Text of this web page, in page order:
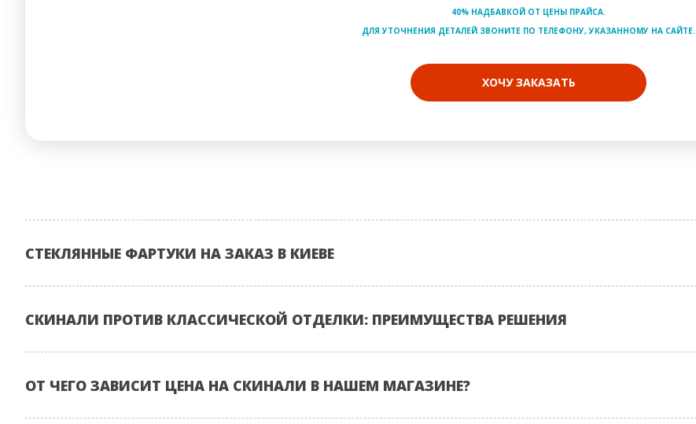
40% НАДБАВКОЙ ОТ ЦЕНЫ ПРАЙСА.
ДЛЯ УТОЧНЕНИЯ ДЕТАЛЕЙ ЗВОНИТЕ ПО ТЕЛЕФОНУ, УКАЗАННОМУ НА САЙТЕ.
ХОЧУ ЗАКАЗАТЬ
СТЕКЛЯННЫЕ ФАРТУКИ НА ЗАКАЗ В КИЕВЕ
СКИНАЛИ ПРОТИВ КЛАССИЧЕСКОЙ ОТДЕЛКИ: ПРЕИМУЩЕСТВА РЕШЕНИЯ
ОТ ЧЕГО ЗАВИСИТ ЦЕНА НА СКИНАЛИ В НАШЕМ МАГАЗИНЕ?